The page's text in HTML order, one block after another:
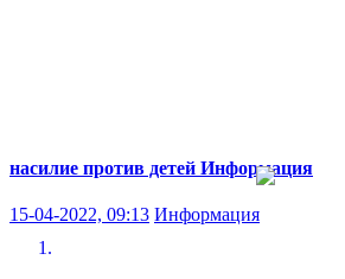
насилие против детей Информация
15-04-2022, 09:13 Информация